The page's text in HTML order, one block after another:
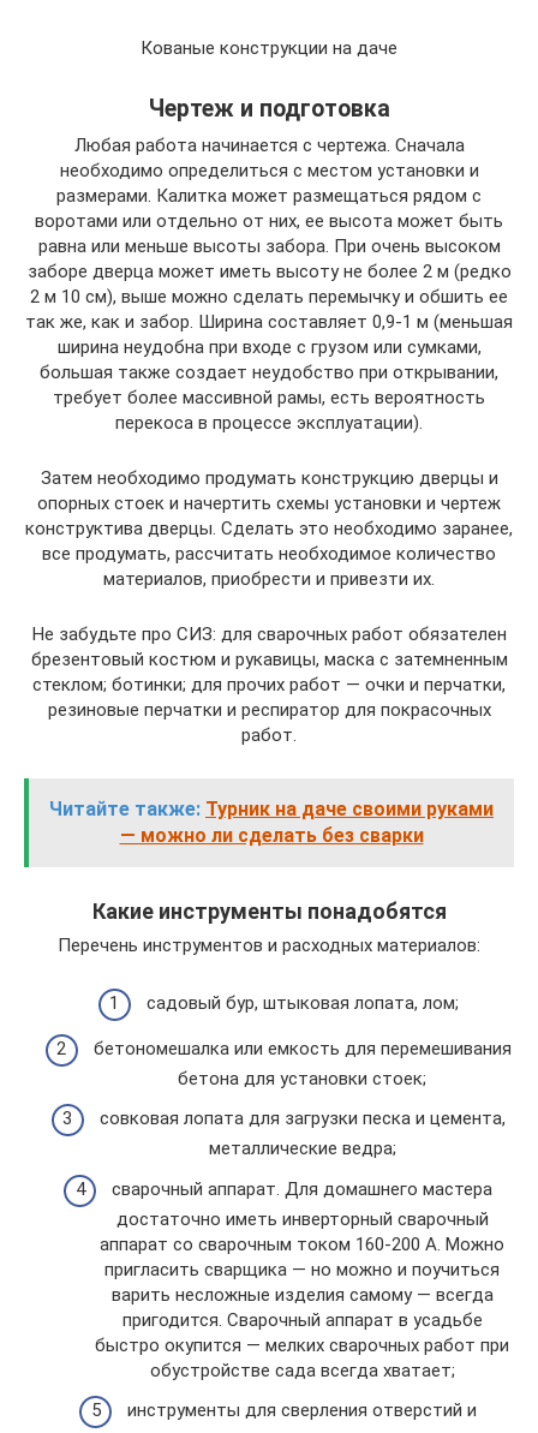
Кованые конструкции на даче
Чертеж и подготовка
Любая работа начинается с чертежа. Сначала
необходимо определиться с местом установки и
размерами. Калитка может размещаться рядом с
воротами или отдельно от них, ее высота может быть
равна или меньше высоты забора. При очень высоком
заборе дверца может иметь высоту не более 2 м (редко
2 м 10 см), выше можно сделать перемычку и обшить ее
так же, как и забор. Ширина составляет 0,9-1 м (меньшая
ширина неудобна при входе с грузом или сумками,
большая также создает неудобство при открывании,
требует более массивной рамы, есть вероятность
перекоса в процессе эксплуатации).
Затем необходимо продумать конструкцию дверцы и
опорных стоек и начертить схемы установки и чертеж
конструктива дверцы. Сделать это необходимо заранее,
все продумать, рассчитать необходимое количество
материалов, приобрести и привезти их.
Не забудьте про СИЗ: для сварочных работ обязателен
брезентовый костюм и рукавицы, маска с затемненным
стеклом; ботинки; для прочих работ — очки и перчатки,
резиновые перчатки и респиратор для покрасочных
работ.
Читайте также: Турник на даче своими руками
— можно ли сделать без сварки
Какие инструменты понадобятся
Перечень инструментов и расходных материалов:
садовый бур, штыковая лопата, лом;
бетономешалка или емкость для перемешивания
бетона для установки стоек;
совковая лопата для загрузки песка и цемента,
металлические ведра;
сварочный аппарат. Для домашнего мастера
достаточно иметь инверторный сварочный
аппарат со сварочным током 160-200 А. Можно
пригласить сварщика — но можно и поучиться
варить несложные изделия самому — всегда
пригодится. Сварочный аппарат в усадьбе
быстро окупится — мелких сварочных работ при
обустройстве сада всегда хватает;
инструменты для сверления отверстий и